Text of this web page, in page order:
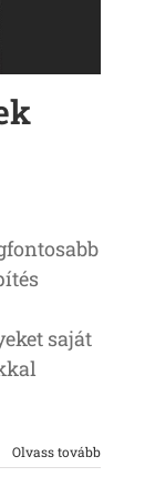
saját
Olvass tovább